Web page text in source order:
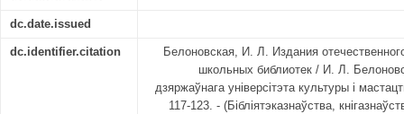
dc.date.issued
dc.identifier.citation
Белоновская, И. Л. Издания
школьных библиотек / И. Л.
дзяржаўнага універсітэта культуры і
117-123. - (Бібліятэказнаўства,